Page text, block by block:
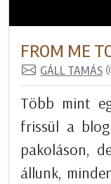
FROM ME
GÁLL TAMÁS
Több mint
frissül a
pakoláson,
állunk,